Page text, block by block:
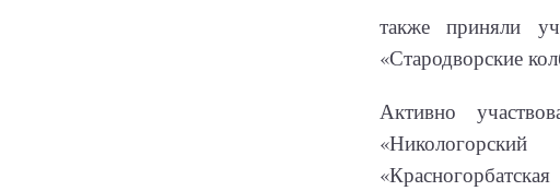
также приняли
«Стародворские
Активно